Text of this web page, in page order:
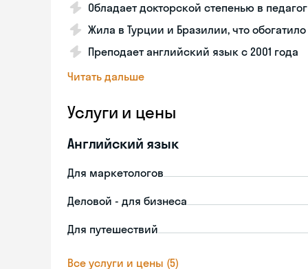
Обладает докторской степенью в
Жила в Турции и Бразилии, что
Преподает английский язык с 2001 года
Читать дальше
Услуги и цены
Английский язык
Для маркетологов
Деловой - для бизнеса
Для путешествий
Все услуги и цены (5)